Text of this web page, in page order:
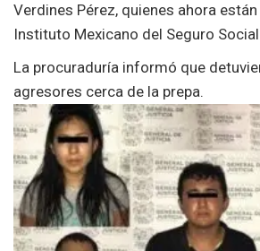
Verdines Pérez, quienes ahora
Instituto Mexicano del Seguro
La procuraduría informó que
agresores cerca de la prepa.